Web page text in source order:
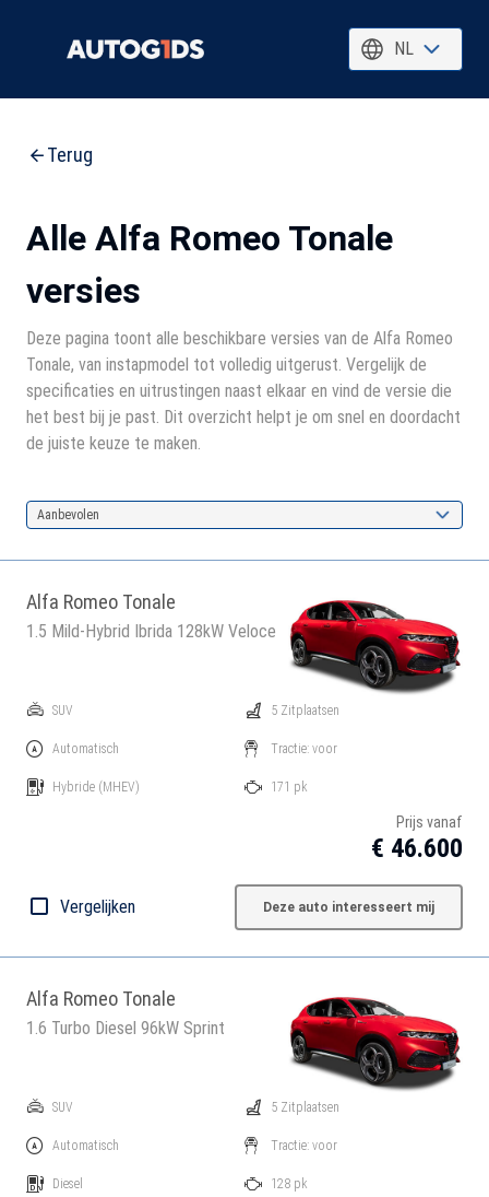
NL
Terug
Alle Alfa Romeo Tonale
versies
Deze pagina toont alle beschikbare versies van de Alfa Romeo
Tonale, van instapmodel tot volledig uitgerust. Vergelijk de
specificaties en uitrustingen naast elkaar en vind de versie die
het best bij je past. Dit overzicht helpt je om snel en doordacht
de juiste keuze te maken.
Aanbevolen
Alfa Romeo Tonale
1.5 Mild-Hybrid Ibrida 128kW Veloce
SUV
Automatisch
Hybride (MHEV)
5 Zitplaatsen
Tractie: voor
171 pk
Prijs vanaf
€ 46.600
Vergelijken Deze auto interesseert mij
Alfa Romeo Tonale
1.6 Turbo Diesel 96kW Sprint
SUV
Automatisch
Diesel
5 Zitplaatsen
Tractie: voor
128 pk